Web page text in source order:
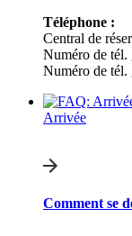
Téléphone :
Central de
Numéro de
Numéro de
Arrivée
Comment se